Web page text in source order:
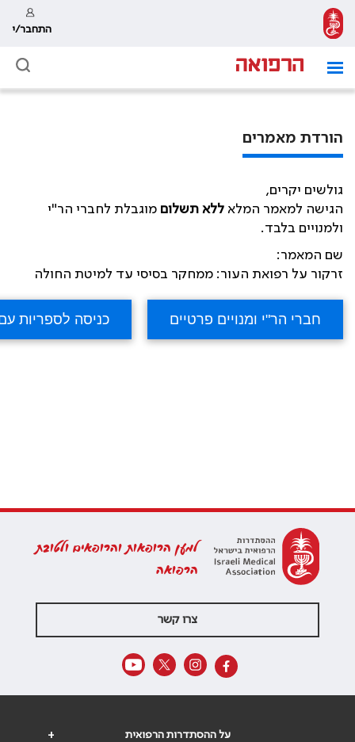
התחבר/י
הורדת מאמרים
גולשים יקרים,
הגישה למאמר המלא ללא תשלום מוגבלת לחברי הר"י
ולמנויים בלבד.
שם המאמר:
זרקור על רפואת העור: ממחקר בסיסי עד למיטת החולה
למען הרופאות והרופאים ולטובת
הרפואה
צרו קשר
+ על ההסתדרות הרפואית